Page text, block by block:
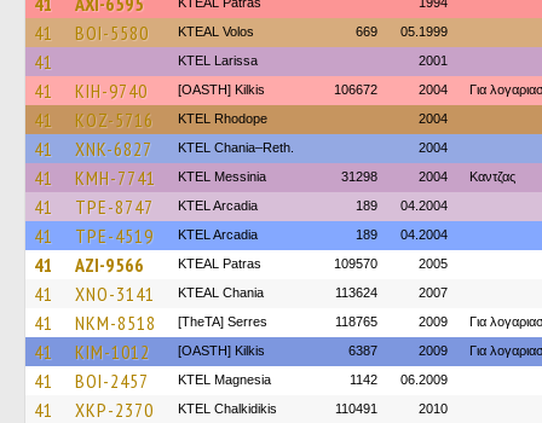
41 BOI-5580 KTEAL Volos 669 05.1999
41 KTEL Larissa 2001
41 KIH-9740 [OASTH] Kilkis 106672 2004 Για
41 KOZ-5716 KTEL Rhodope 2004
41 XNK-6827 KTEL Chania–Reth. 2004
41 KMH-7741 KTEL Messinia 31298 2004 Καντζας
41 TPE-8747 KTEL Arcadia 189 04.2004
41 TPE-4519 KTEL Arcadia 189 04.2004
41 AZI-9566 KTEAL Patras 109570 2005
41 XNO-3141 KTEAL Chania 113624 2007
41 NKM-8518 [TheTA] Serres 118765 2009 Για
41 KIM-1012 [OASTH] Kilkis 6387 2009 Για
41 BOI-2457 ΚΤΕL Magnesia 1142 06.2009
41 XKP-2370 ΚΤΕL Chalkidikis 110491 2010